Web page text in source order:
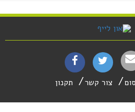
צור קשר תקנון